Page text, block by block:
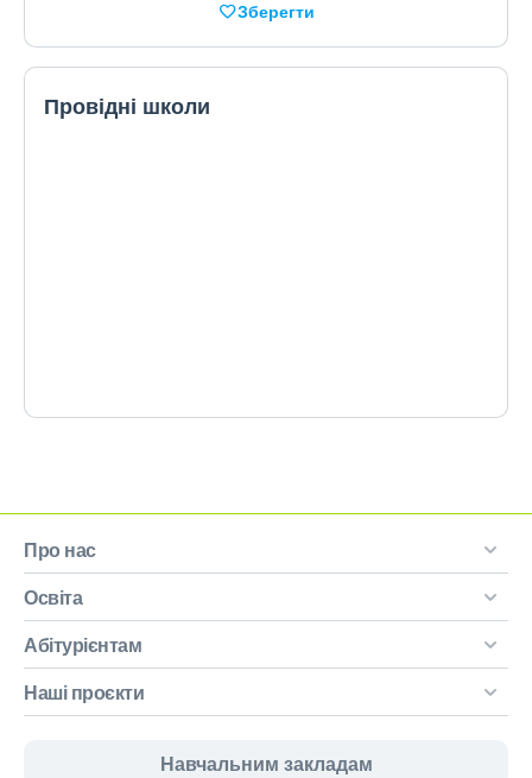
Зберегти
Провідні школи
Про нас
Освіта
Абітурієнтам
Наші проєкти
Навчальним закладам